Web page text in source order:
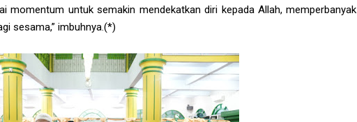
momentum untuk semakin mendekatkan diri kepada Allah, memperbanyak
sesama,” imbuhnya.(*)